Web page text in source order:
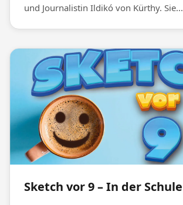
und Journalistin Ildikó von Kürthy. Sie...
Sketch vor 9 – In der Schule